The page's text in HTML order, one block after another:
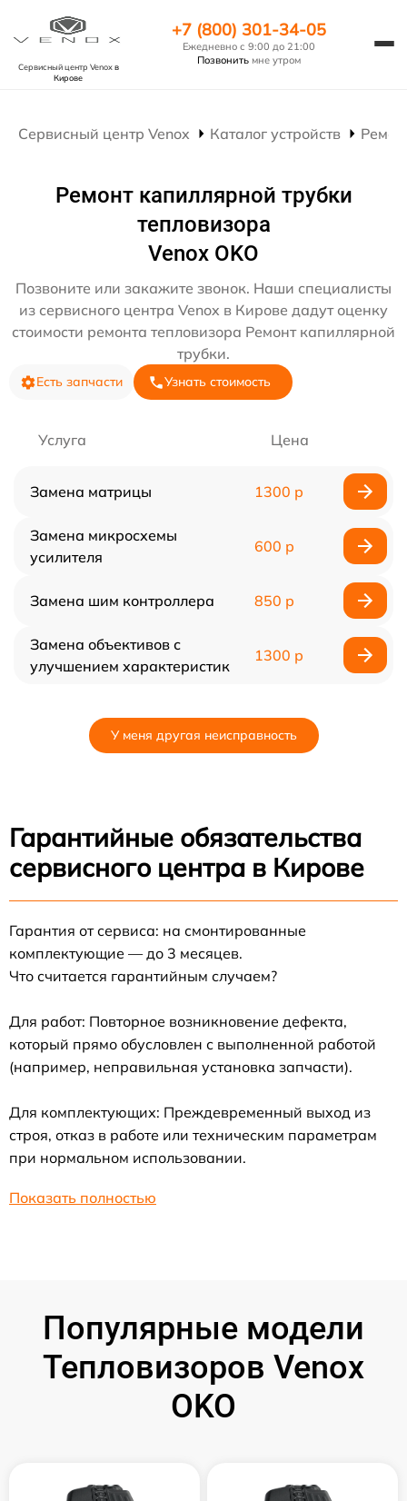
Сервисный центр Venoxв
Кирове
+7 (800) 301-34-05
Ежедневно с 9:00 до 21:00
Позвонить мне утром
Сервисный центр Venox Каталог устройств
Ремонт капиллярной трубки
тепловизора
Venox OKO
Позвоните или закажите звонок. Наши специалисты
из сервисного центра Venox в Кирове дадут оценку
стоимости ремонта тепловизора Ремонт капиллярной
трубки.
Есть запчасти Узнать стоимость
Услуга Цена
Замена матрицы 1300 р
Замена микросхемы
усилителя
600 р
Замена шим контроллера 850 р
Замена объективов с
улучшением характеристик
1300 р
У меня другая неисправность
Гарантийные обязательства
сервисного центра в Кирове
Гарантия от сервиса: на смонтированные
комплектующие — до 3 месяцев.
Что считается гарантийным случаем?
Для работ: Повторное возникновение дефекта,
который прямо обусловлен с выполненной работой
(например, неправильная установка запчасти).
Для комплектующих: Преждевременный выход из
строя, отказ в работе или техническим параметрам
при нормальном использовании.
Показать полностью
Популярные модели
Тепловизоров Venox
OKO